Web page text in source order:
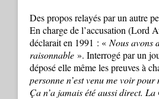
Des propos relayés par un autre
En charge de l’accusation (Lord
déclarait en 1991 : « Nous avons
raisonnable ». Interrogé par un
déposé elle même les preuves à
personne n’est venu me voir
Ça n’a jamais été aussi direct.